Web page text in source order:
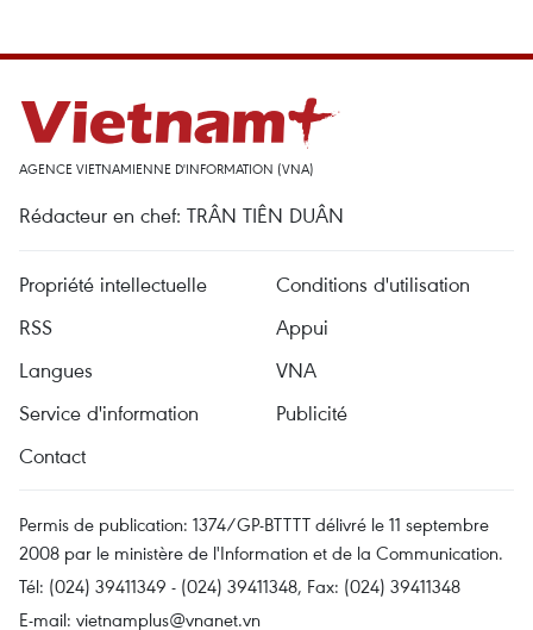
AGENCE VIETNAMIENNE D'INFORMATION (VNA)
Rédacteur en chef: TRÂN TIÊN DUÂN
Propriété intellectuelle
Conditions d'utilisation
RSS
Appui
Langues
VNA
Service d'information
Publicité
Contact
Permis de publication: 1374/GP-BTTTT délivré le 11 septembre
2008 par le ministère de l'Information et de la Communication.
Tél: (024) 39411349 - (024) 39411348, Fax: (024) 39411348
E-mail: vietnamplus@vnanet.vn